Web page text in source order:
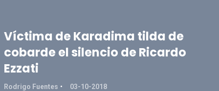
Víctima de Karadima tilda de
cobarde el silencio de Ricardo
Ezzati
Rodrigo Fuentes 03-10-2018